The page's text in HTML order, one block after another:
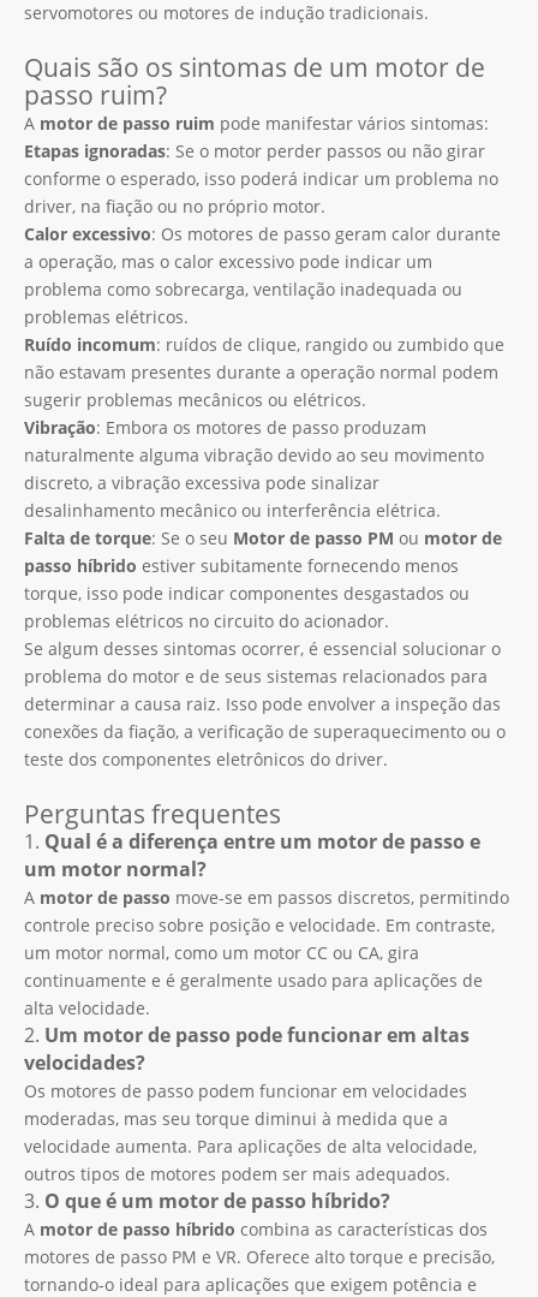
servomotores ou motores de indução tradicionais.
Quais são os sintomas de um motor de
passo ruim?
A motor de passo ruim pode manifestar vários sintomas:
Etapas ignoradas: Se o motor perder passos ou não girar
conforme o esperado, isso poderá indicar um problema no
driver, na fiação ou no próprio motor.
Calor excessivo: Os motores de passo geram calor durante
a operação, mas o calor excessivo pode indicar um
problema como sobrecarga, ventilação inadequada ou
problemas elétricos.
Ruído incomum: ruídos de clique, rangido ou zumbido que
não estavam presentes durante a operação normal podem
sugerir problemas mecânicos ou elétricos.
Vibração: Embora os motores de passo produzam
naturalmente alguma vibração devido ao seu movimento
discreto, a vibração excessiva pode sinalizar
desalinhamento mecânico ou interferência elétrica.
Falta de torque: Se o seu Motor de passo PM ou motor de
passo híbrido estiver subitamente fornecendo menos
torque, isso pode indicar componentes desgastados ou
problemas elétricos no circuito do acionador.
Se algum desses sintomas ocorrer, é essencial solucionar o
problema do motor e de seus sistemas relacionados para
determinar a causa raiz. Isso pode envolver a inspeção das
conexões da fiação, a verificação de superaquecimento ou o
teste dos componentes eletrônicos do driver.
Perguntas frequentes
1. Qual é a diferença entre um motor de passo e
um motor normal?
A motor de passo move-se em passos discretos, permitindo
controle preciso sobre posição e velocidade. Em contraste,
um motor normal, como um motor CC ou CA, gira
continuamente e é geralmente usado para aplicações de
alta velocidade.
2. Um motor de passo pode funcionar em altas
velocidades?
Os motores de passo podem funcionar em velocidades
moderadas, mas seu torque diminui à medida que a
velocidade aumenta. Para aplicações de alta velocidade,
outros tipos de motores podem ser mais adequados.
3. O que é um motor de passo híbrido?
A motor de passo híbrido combina as características dos
motores de passo PM e VR. Oferece alto torque e precisão,
tornando-o ideal para aplicações que exigem potência e